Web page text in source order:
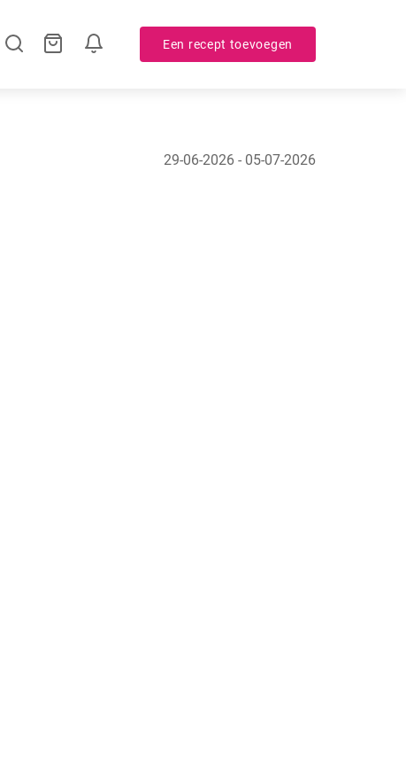
Een recept toevoegen
29-06-2026 - 05-07-2026